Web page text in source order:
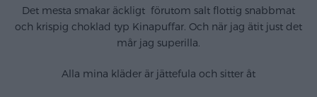
Det mesta smakar äckligt förutom salt flottig snabbmat
och krispig choklad typ Kinapuffar. Och när jag ätit just det
mår jag superilla.
Alla mina kläder är jättefula och sitter åt